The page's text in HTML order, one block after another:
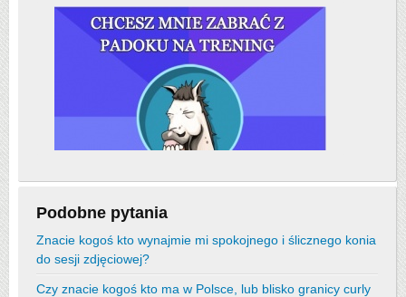
Podobne pytania
Znacie kogoś kto wynajmie mi spokojnego i ślicznego konia
do sesji zdjęciowej?
Czy znacie kogoś kto ma w Polsce, lub blisko granicy curly